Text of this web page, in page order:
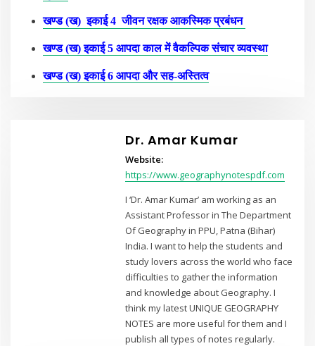
खण्ड (ख) इकाई 4 जीवन रक्षक आकस्मिक प्रबंधन
खण्ड (ख) इकाई 5 आपदा काल में वैकल्पिक संचार व्यवस्था
खण्ड (ख) इकाई 6 आपदा और सह-अस्तित्व
Dr. Amar Kumar
Website:
https://www.geographynotespdf.com
I ‘Dr. Amar Kumar’ am working as an
Assistant Professor in The Department
Of Geography in PPU, Patna (Bihar)
India. I want to help the students and
study lovers across the world who face
difficulties to gather the information
and knowledge about Geography. I
think my latest UNIQUE GEOGRAPHY
NOTES are more useful for them and I
publish all types of notes regularly.